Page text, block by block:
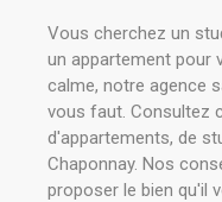
Vous cherchez un
un appartement pour
calme, notre agence
vous faut. Consultez
d'appartements, de
Chaponnay. Nos
proposer le bien qu'il